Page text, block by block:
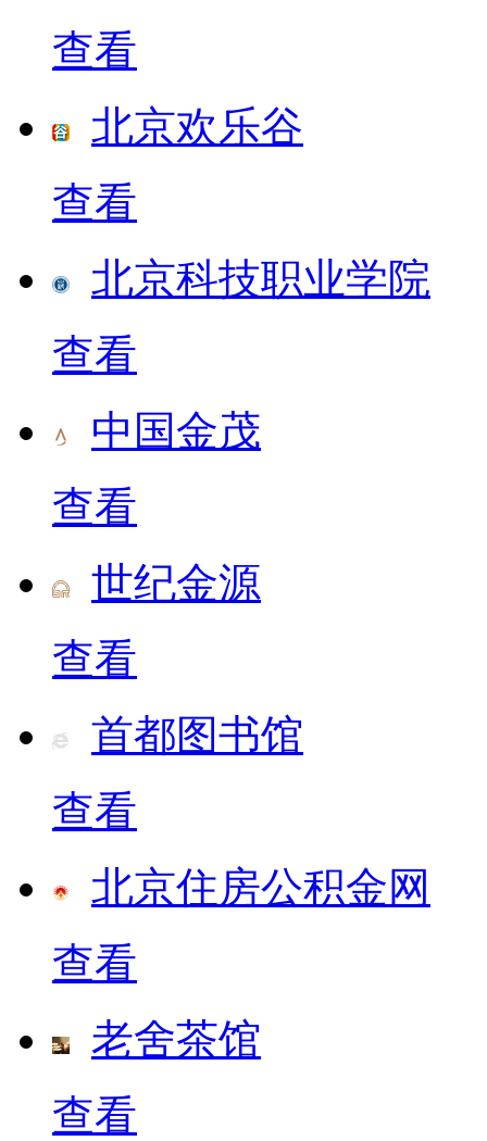
查看
北京欢乐谷
查看
北京科技职业学院
查看
中国金茂
查看
世纪金源
查看
首都图书馆
查看
北京住房公积金网
查看
老舍茶馆
查看